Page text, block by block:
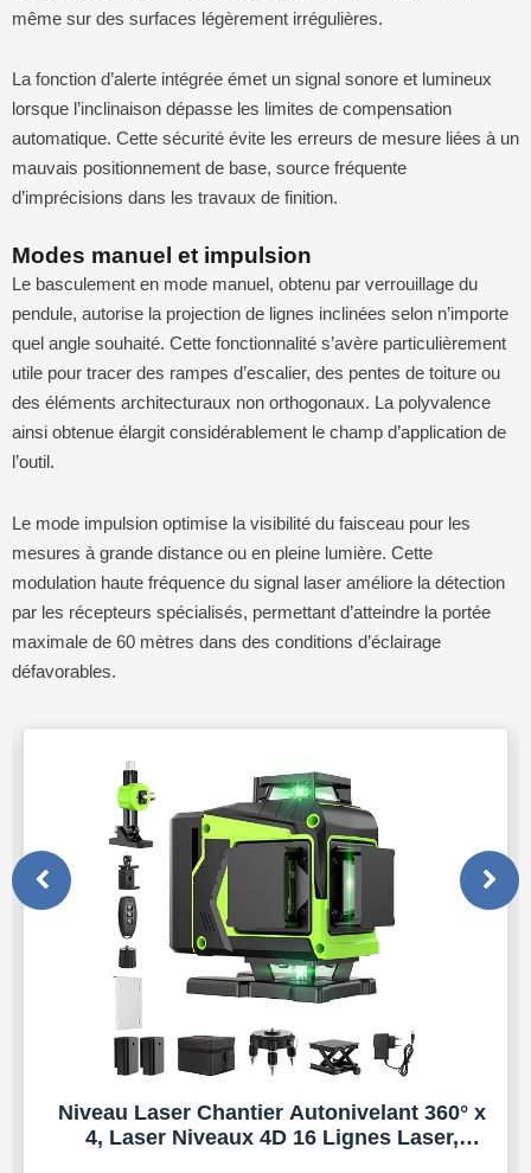
même sur des surfaces légèrement irrégulières.
La fonction d’alerte intégrée émet un signal sonore et lumineux
lorsque l’inclinaison dépasse les limites de compensation
automatique. Cette sécurité évite les erreurs de mesure liées à un
mauvais positionnement de base, source fréquente
d’imprécisions dans les travaux de finition.
Modes manuel et impulsion
Le basculement en mode manuel, obtenu par verrouillage du
pendule, autorise la projection de lignes inclinées selon n’importe
quel angle souhaité. Cette fonctionnalité s’avère particulièrement
utile pour tracer des rampes d’escalier, des pentes de toiture ou
des éléments architecturaux non orthogonaux. La polyvalence
ainsi obtenue élargit considérablement le champ d’application de
l’outil.
Le mode impulsion optimise la visibilité du faisceau pour les
mesures à grande distance ou en pleine lumière. Cette
modulation haute fréquence du signal laser améliore la détection
par les récepteurs spécialisés, permettant d’atteindre la portée
maximale de 60 mètres dans des conditions d’éclairage
défavorables.
Niveau Laser Chantier Autonivelant 360° x
4, Laser Niveaux 4D 16 Lignes Laser,